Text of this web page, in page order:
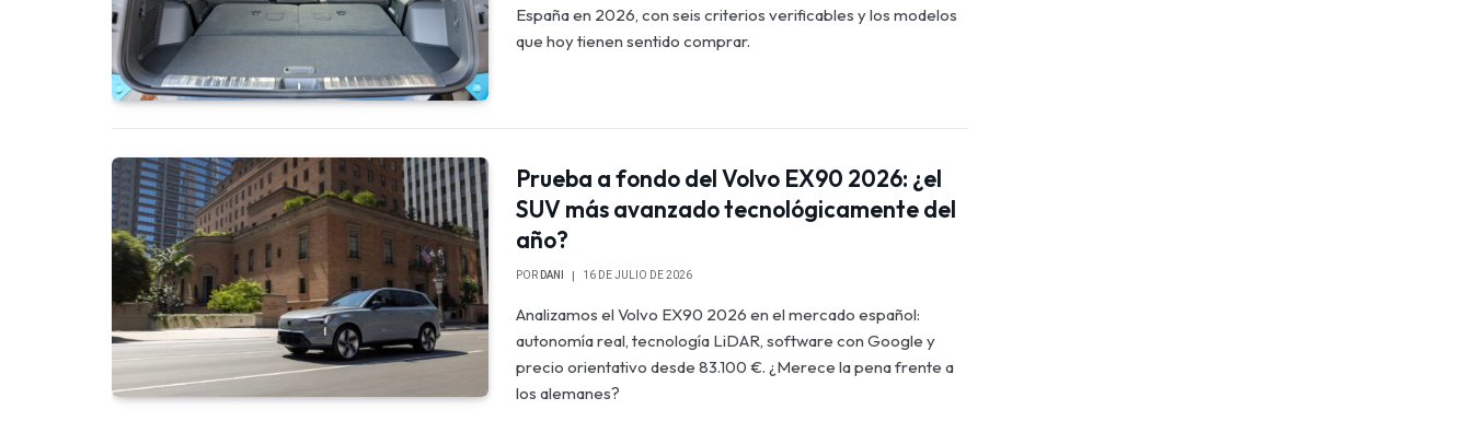
España en 2026, con seis criterios verificables y los modelos
que hoy tienen sentido comprar.
Prueba a fondo del Volvo EX90 2026: ¿el
SUV más avanzado tecnológicamente del
año?
POR DANI 16 DE JULIO DE 2026
Analizamos el Volvo EX90 2026 en el mercado español:
autonomía real, tecnología LiDAR, software con Google y
precio orientativo desde 83.100 €. ¿Merece la pena frente a
los alemanes?